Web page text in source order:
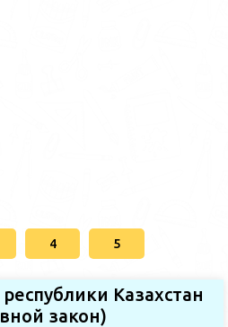
4 5
Казахстан
закон)